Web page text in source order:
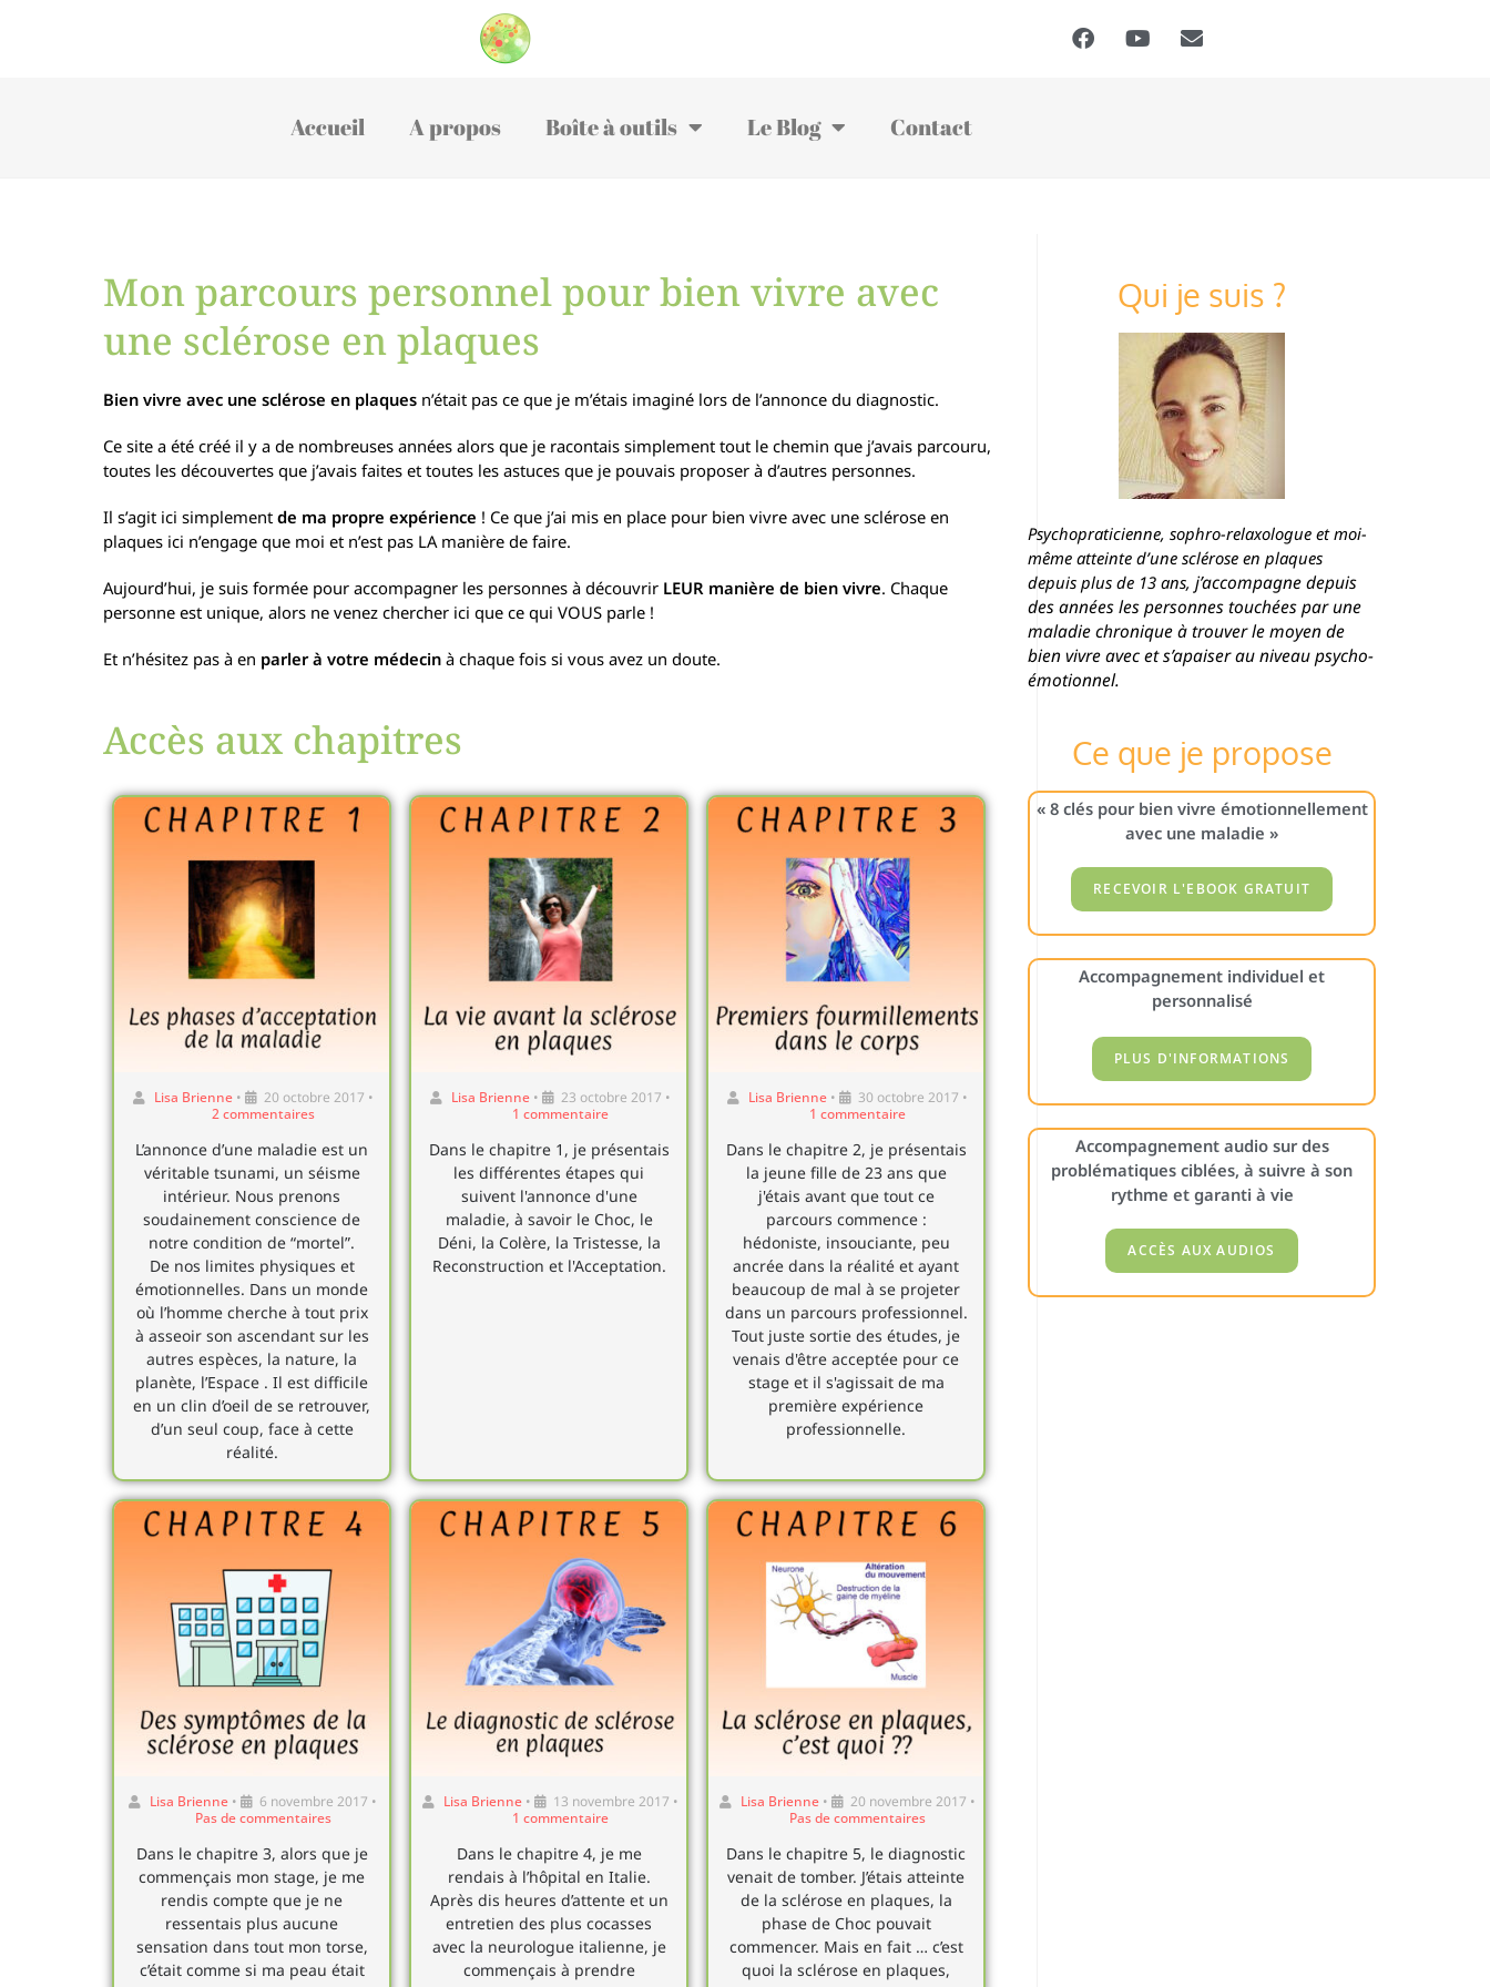
Accueil A propos Boîte à outils Le Blog Contact
Mon parcours personnel pour bien vivre avec
une sclérose en plaques
Bien vivre avec une sclérose en plaques n’était pas ce que je m’étais imaginé lors de l’annonce du diagnostic.
Ce site a été créé il y a de nombreuses années alors que je racontais simplement tout le chemin que j’avais parcouru,
toutes les découvertes que j’avais faites et toutes les astuces que je pouvais proposer à d’autres personnes.
Il s’agit ici simplementde ma propre expérience ! Ce que j’ai mis en place pour bien vivre avec une sclérose en
plaques ici n’engage que moi et n’est pas LA manière de faire.
Aujourd’hui, je suis formée pour accompagner les personnes à découvrir LEUR manière de bien vivre. Chaque
personne est unique, alors ne venez chercher ici que ce qui VOUS parle !
Et n’hésitez pas à en parler à votre médecin à chaque fois si vous avez un doute.
Accès aux chapitres
Lisa Brienne • 20 octobre 2017 •
2 commentaires
L’annonce d’une maladie est un
véritable tsunami, un séisme
intérieur. Nous prenons
soudainement conscience de
notre condition de “mortel”.
De nos limites physiques et
émotionnelles. Dans un monde
où l’homme cherche à tout prix
à asseoir son ascendant sur les
autres espèces, la nature, la
planète, l’Espace . Il est difficile
en un clin d’oeil de se retrouver,
d’un seul coup, face à cette
réalité.
Lisa Brienne • 23 octobre 2017 •
1 commentaire
Dans le chapitre 1, je présentais
les différentes étapes qui
suivent l'annonce d'une
maladie, à savoir le Choc, le
Déni, la Colère, la Tristesse, la
Reconstruction et l'Acceptation.
Lisa Brienne • 30 octobre 2017 •
1 commentaire
Dans le chapitre 2, je présentais
la jeune fille de 23 ans que
j'étais avant que tout ce
parcours commence :
hédoniste, insouciante, peu
ancrée dans la réalité et ayant
beaucoup de mal à se projeter
dans un parcours professionnel.
Tout juste sortie des études, je
venais d'être acceptée pour ce
stage et il s'agissait de ma
première expérience
professionnelle.
Lisa Brienne • 6 novembre 2017 •
Pas de commentaires
Dans le chapitre 3, alors que je
commençais mon stage, je me
rendis compte que je ne
ressentais plus aucune
sensation dans tout mon torse,
c’était comme si ma peau était
Lisa Brienne • 13 novembre 2017 •
1 commentaire
Dans le chapitre 4, je me
rendais à l’hôpital en Italie.
Après dis heures d’attente et un
entretien des plus cocasses
avec la neurologue italienne, je
commençais à prendre
Lisa Brienne • 20 novembre 2017 •
Pas de commentaires
Dans le chapitre 5, le diagnostic
venait de tomber. J’étais atteinte
de la sclérose en plaques, la
phase de Choc pouvait
commencer. Mais en fait … c’est
quoi la sclérose en plaques,
Qui je suis ?
Psychopraticienne, sophro-relaxologue et moi-
même atteinte d’une sclérose en plaques
depuis plus de 13 ans,j’accompagne depuis
des années les personnes touchées par une
maladie chronique à trouver le moyen de
bien vivre avec et s’apaiser au niveau psycho-
émotionnel.
Ce que je propose
« 8 clés pour bien vivre émotionnellement
avec une maladie »
Accompagnement individuel et
personnalisé
Accompagnement audio sur des
problématiques ciblées, à suivre à son
rythme et garanti à vie